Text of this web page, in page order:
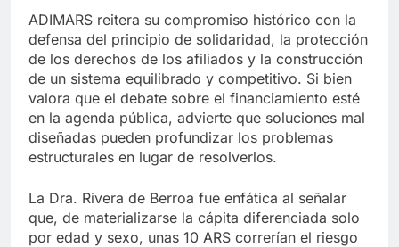
ADIMARS reitera su compromiso histórico con la
defensa del principio de solidaridad, la protección
de los derechos de los afiliados y la construcción
de un sistema equilibrado y competitivo. Si bien
valora que el debate sobre el financiamiento esté
en la agenda pública, advierte que soluciones mal
diseñadas pueden profundizar los problemas
estructurales en lugar de resolverlos.
La Dra. Rivera de Berroa fue enfática al señalar
que, de materializarse la cápita diferenciada solo
por edad y sexo, unas 10 ARS correrían el riesgo